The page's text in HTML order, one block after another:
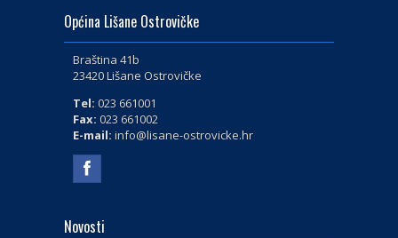
Općina Lišane Ostrovičke
Braština 41b
23420 Lišane Ostrovičke
Tel: 023 661001
Fax: 023 661002
E-mail: info@lisane-ostrovicke.hr
Novosti